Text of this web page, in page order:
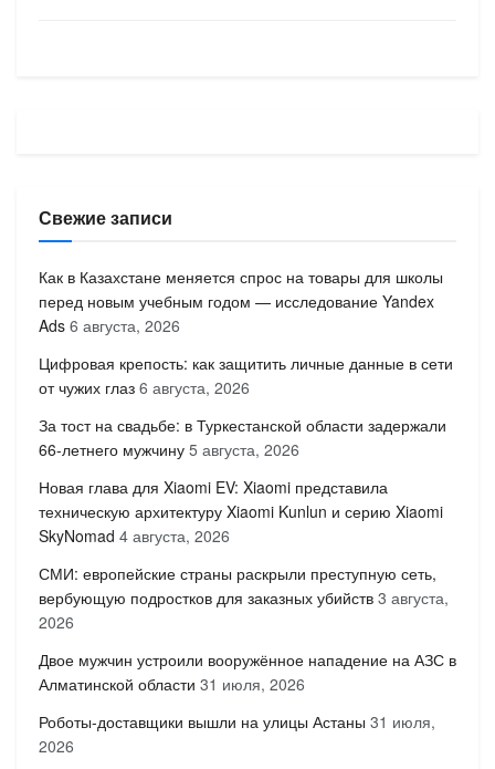
Свежие записи
Как в Казахстане меняется спрос на товары для школы
перед новым учебным годом — исследование Yandex
Ads 6 августа, 2026
Цифровая крепость: как защитить личные данные в сети
от чужих глаз 6 августа, 2026
За тост на свадьбе: в Туркестанской области задержали
66-летнего мужчину 5 августа, 2026
Новая глава для Xiaomi EV: Xiaomi представила
техническую архитектуру Xiaomi Kunlun и серию Xiaomi
SkyNomad 4 августа, 2026
СМИ: европейские страны раскрыли преступную сеть,
вербующую подростков для заказных убийств 3 августа,
2026
Двое мужчин устроили вооружённое нападение на АЗС в
Алматинской области 31 июля, 2026
Роботы-доставщики вышли на улицы Астаны 31 июля,
2026